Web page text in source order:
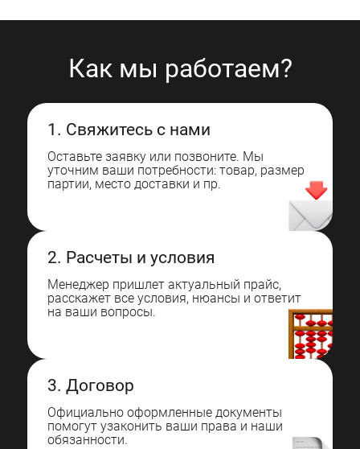
Как мы работаем?
1. Свяжитесь с нами
Оставьте заявку или позвоните. Мы
уточним ваши потребности: товар, размер
партии, место доставки и пр.
2. Расчеты и условия
Менеджер пришлет актуальный прайс,
расскажет все условия, нюансы и ответит
на ваши вопросы.
3. Договор
Официально оформленные документы
помогут узаконить ваши права и наши
обязанности.